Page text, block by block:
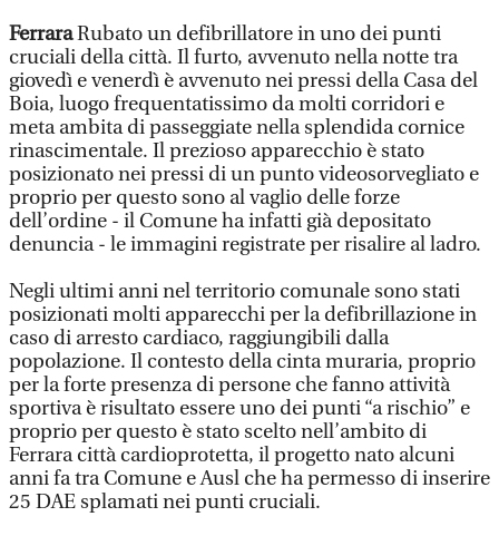
FerraraRubato un defibrillatore in uno dei punti
cruciali della città. Il furto, avvenuto nella notte tra
giovedì e venerdì è avvenuto nei pressi della Casa del
Boia, luogo frequentatissimo da molti corridori e
meta ambita di passeggiate nella splendida cornice
rinascimentale. Il prezioso apparecchio è stato
posizionato nei pressi di un punto videosorvegliato e
proprio per questo sono al vaglio delle forze
dell’ordine - il Comune ha infatti già depositato
denuncia - le immagini registrate per risalire al ladro.
Negli ultimi anni nel territorio comunale sono stati
posizionati molti apparecchi per la defibrillazione in
caso di arresto cardiaco, raggiungibili dalla
popolazione. Il contesto della cinta muraria, proprio
per la forte presenza di persone che fanno attività
sportiva è risultato essere uno dei punti “a rischio” e
proprio per questo è stato scelto nell’ambito di
Ferrara città cardioprotetta, il progetto nato alcuni
anni fa tra Comune e Ausl che ha permesso di inserire
25 DAE splamati nei punti cruciali.